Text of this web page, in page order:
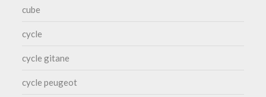
cube
cycle
cycle gitane
cycle peugeot